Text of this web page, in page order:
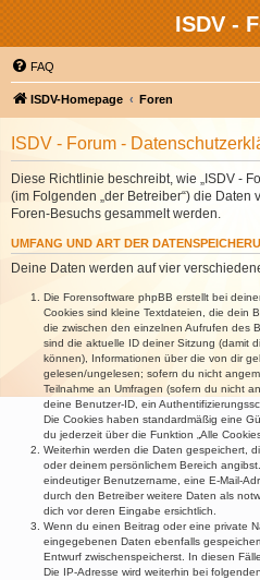
ISDV -
FAQ
ISDV-Homepage Foren
ISDV - Forum -
Diese Richtlinie beschreibt, wie „ISDV -
(im Folgenden „der Betreiber“) die
Foren-Besuchs gesammelt werden.
UMFANG UND ART DER
Deine Daten werden auf vier
Die Forensoftware phpBB erstellt bei
Cookies sind kleine Textdateien, die dein
die zwischen den einzelnen Aufrufen des
sind die aktuelle ID deiner Sitzung (damit
können), Informationen über die von dir
gelesen/ungelesen; sofern du nicht
Teilnahme an Umfragen (sofern du nicht
deine Benutzer-ID, ein
Die Cookies haben standardmäßig eine
du jederzeit über die Funktion „Alle
Weiterhin werden die Daten gespeichert,
oder deinem persönlichem Bereich
eindeutiger Benutzername, eine E-Mail-
durch den Betreiber weitere Daten als
dich vor deren Eingabe ersichtlich.
Wenn du einen Beitrag oder eine private
eingegebenen Daten ebenfalls
Entwurf zwischenspeicherst. In diesen
Die IP-Adresse wird weiterhin bei